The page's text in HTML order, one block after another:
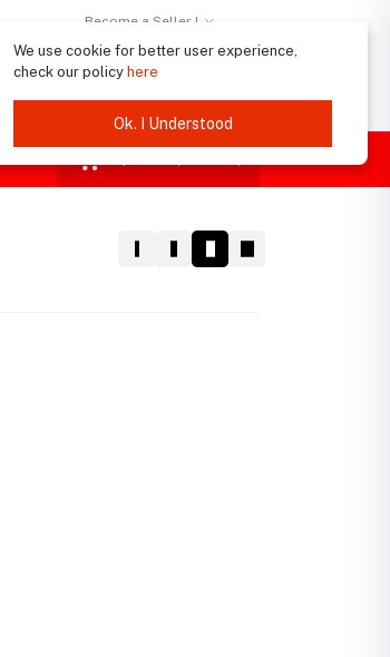
Become a Seller !
We use cookie for better user experience,
check our policy here
Ok. I Understood